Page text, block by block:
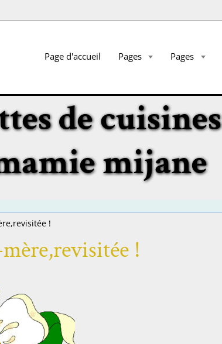
Page d'accueil Pages Pages
de cuisines
mijane
!
!